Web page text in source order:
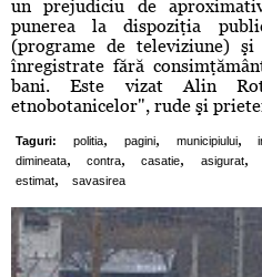
un prejudiciu de
punerea la dispoziţia
(programe de televiziune)
înregistrate fără
bani. Este vizat Alin
etnobotanicelor", rude şi
Taguri: politia, pagini, municipiului,
dimineata, contra, casatie, asigurat,
estimat, savasirea